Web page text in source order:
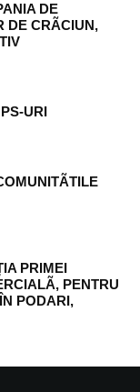
DE
DE CRÃCIUN,
URI
PRIMEI
PENTRU
PODARI,